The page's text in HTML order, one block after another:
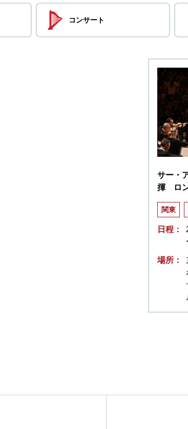
コンサート
サー・
揮 ロン
関東
日程：
場所：